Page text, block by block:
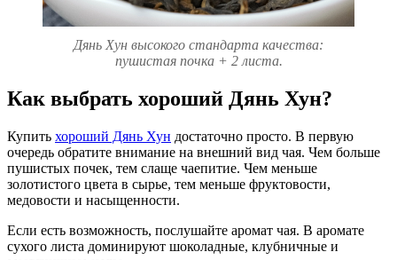
Дянь Хун высокого стандарта качества:
пушистая почка + 2 листа.
Как выбрать хороший Дянь Хун?
Купить хороший Дянь Хун достаточно просто. В первую
очередь обратите внимание на внешний вид чая. Чем больше
пушистых почек, тем слаще чаепитие. Чем меньше
золотистого цвета в сырье, тем меньше фруктовости,
медовости и насыщенности.
Если есть возможность, послушайте аромат чая. В аромате
сухого листа доминируют шоколадные, клубничные и